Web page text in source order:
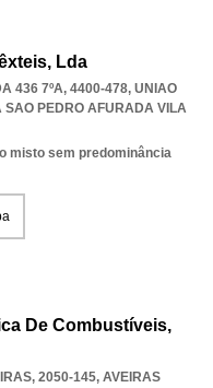
Lda
436 7ºA, 4400-478, UNIAO
SAO PEDRO AFURADA VILA
misto sem predominância
De Combustíveis,
2050-145, AVEIRAS